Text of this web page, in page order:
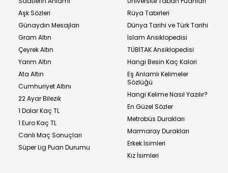
Aşk Sözleri
Günaydın Mesajları
Gram Altın
Çeyrek Altın
Yarım Altın
Ata Altın
Cumhuriyet Altını
22 Ayar Bilezik
1 Dolar Kaç TL
1 Euro Kaç TL
Canlı Maç Sonuçları
Süper Lig Puan Durumu
Rüya Tabirleri
Dünya Tarihi ve Türk Tarihi
İslam Ansiklopedisi
TÜBİTAK Ansiklopedisi
Hangi Besin Kaç Kalori
Eş Anlamlı Kelimeler
Sözlüğü
Hangi Kelime Nasıl Yazılır?
En Güzel Sözler
Metrobüs Durakları
Marmaray Durakları
Erkek İsimleri
Kız İsimleri